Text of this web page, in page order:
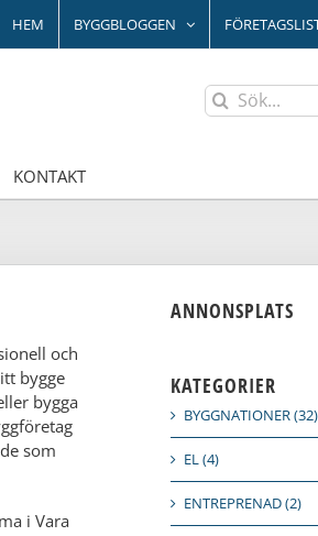
HEM BYGGBLOGGEN
Sök
efter:
KONTAKT
och
bygge
bygga
som
i Vara​
ANNONSPLATS
KATEGORIER
BYGGNATIONER (32)
EL (4)
ENTREPRENAD (2)